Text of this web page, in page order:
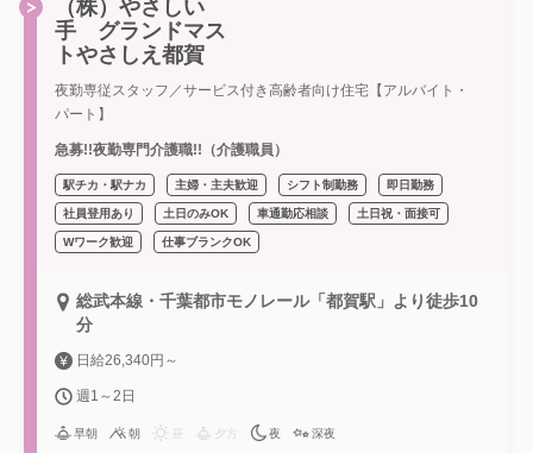
（株）やさしい
手 グランドマス
トやさしえ都賀
夜勤専従スタッフ／サービス付き高齢者向け住宅【アルバイト・
パート】
急募!!夜勤専門介護職!!（介護職員）
駅チカ・駅ナカ 主婦・主夫歓迎 シフト制勤務 即日勤務
社員登用あり 土日のみOK 車通勤応相談 土日祝・面接可
Wワーク歓迎 仕事ブランクOK
総武本線・千葉都市モノレール「都賀駅」より徒歩10
分
日給26,340円～
週1～2日
早朝 朝 夕方 夜 深夜